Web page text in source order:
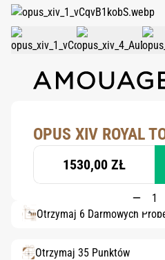
OPUS XIV ROYAL
1530,00 ZŁ
Otrzymaj 6 Darmowych
Otrzymaj 35 Punktów